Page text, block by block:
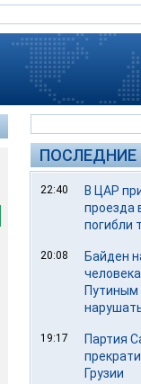
ПОСЛЕДНИЕ
22:40
В ЦАР
проезда
погибли
20:08
Байден
Путиным
19:17
Партия
Грузии